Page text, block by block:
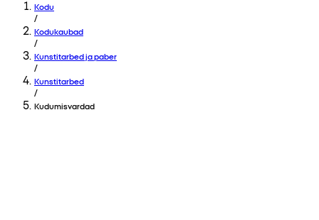
Kodu
/
Kodukaubad
/
Kunstitarbed ja paber
/
Kunstitarbed
/
Kudumisvardad